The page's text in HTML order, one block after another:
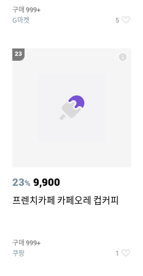
구매 999+
G마켓 5
23
23% 9,900
프렌치카페 카페오레 컵커피
구매 999+
쿠팡 1